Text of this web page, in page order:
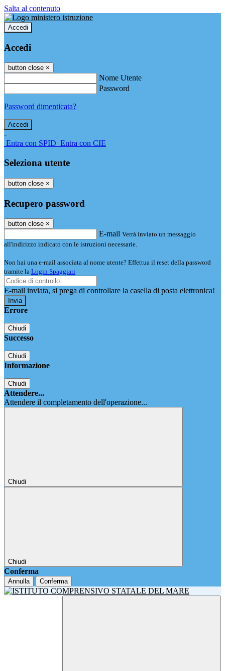
Salta al contenuto
Accedi
Accedi
button close ×
Nome Utente
Password
Password dimenticata?
-
Entra con SPID Entra con CIE
Seleziona utente
button close ×
Recupero password
button close ×
E-mail Verrà inviato un messaggio
all'indirizzo indicato con le istruzioni necessarie.
Non hai una e-mail associata al nome utente? Effettua il reset della password
tramite la Login Spaggiari
E-mail inviata, si prega di controllare la casella di posta elettronica!
Errore
Chiudi
Successo
Chiudi
Informazione
Chiudi
Attendere...
Attendere il completamento dell'operazione...
Chiudi
Chiudi
Conferma
Annulla Conferma